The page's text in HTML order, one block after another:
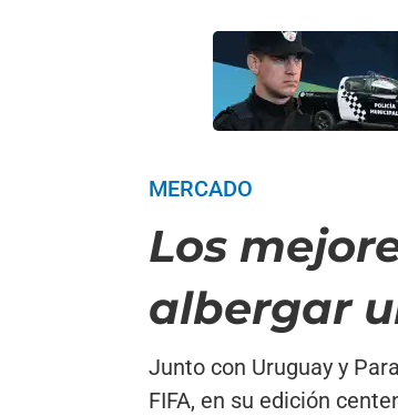
MERCADO
Los
albergar
Junto con Uruguay y
FIFA, en su edición